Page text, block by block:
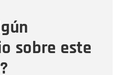
sobre este